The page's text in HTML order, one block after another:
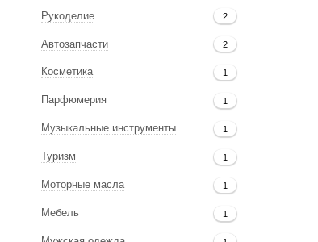
Рукоделие 2
Автозапчасти 2
Косметика 1
Парфюмерия 1
Музыкальные инструменты 1
Туризм 1
Моторные масла 1
Мебель 1